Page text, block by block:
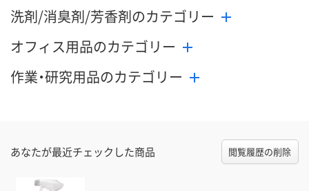
洗剤/消臭剤/芳香剤のカテゴリー
オフィス用品のカテゴリー
作業・研究用品のカテゴリー
あなたが最近チェックした商品 閲覧履歴の削除